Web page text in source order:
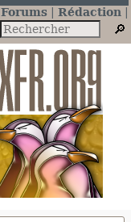
Forums
Rédaction